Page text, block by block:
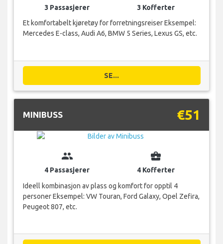
3 Passasjerer
3 Kofferter
Et komfortabelt kjøretøy for forretningsreiser Eksempel:
Mercedes E-class, Audi A6, BMW 5 Series, Lexus GS, etc.
SE...
MINIBUSS €51
group
4 Passasjerer
business_center
4 Kofferter
Ideell kombinasjon av plass og komfort for opptil 4
personer Eksempel: VW Touran, Ford Galaxy, Opel Zefira,
Peugeot 807, etc.